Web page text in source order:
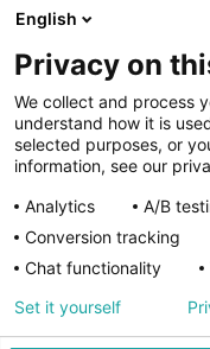
Instagram
© 2026 SURFspot -
Algemene voorwaarden
Privacy statement
Cookie instellingen
English
Privacy on
We collect and process
understand how it is
selected purposes, or
information, see our
Analytics
A/B
Conversion tracking
Chat functionality
Set it yourself